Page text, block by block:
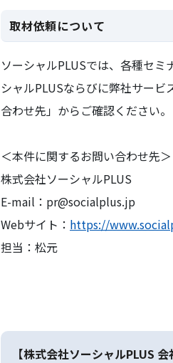
取材依頼について
ソーシャルPLUSでは、各種セミ
シャルPLUSならびに弊社サー
合わせ先」からご確認ください。
＜本件に関するお問い合わせ先＞
株式会社ソーシャルPLUS
E-mail：pr@socialplus.jp
Webサイト： https://
担当：松元
【株式会社ソーシャルPLUS 会